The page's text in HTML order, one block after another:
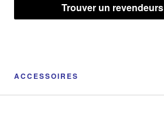
Trouver un revendeurs
ACCESSOIRES